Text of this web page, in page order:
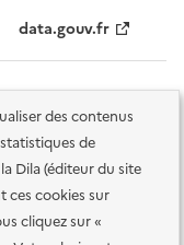
des contenus
de
Dila (éditeur du site
ces cookies sur
cliquez sur «
data.gouv.fr
Accessibilité des